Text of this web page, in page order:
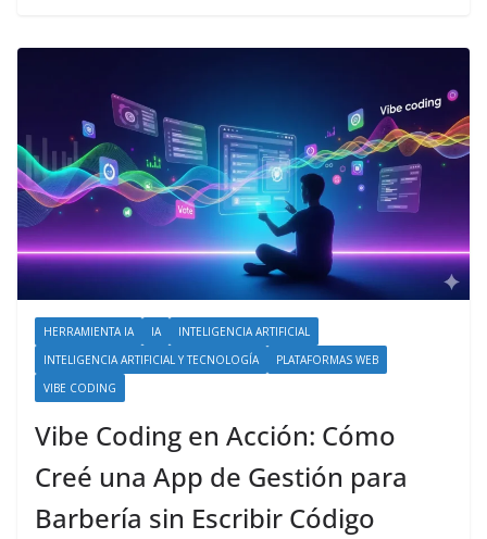
HERRAMIENTA IA IA
INTELIGENCIA ARTIFICIAL
INTELIGENCIA ARTIFICIAL Y TECNOLOGÍA
PLATAFORMAS WEB
VIBE CODING
Vibe Coding en Acción: Cómo
Creé una App de Gestión para
Barbería sin Escribir Código